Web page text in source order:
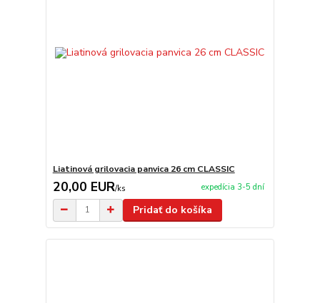
Liatinová grilovacia panvica 26 cm CLASSIC
20,00 EUR/ks expedícia 3-5 dní
Pridať do košíka